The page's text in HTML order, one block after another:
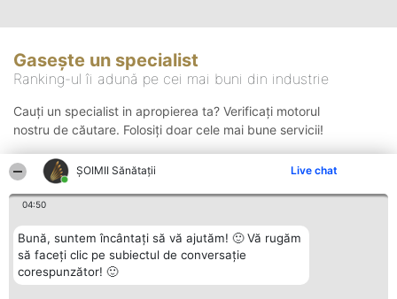
ŞOIMII Sănătații Live chat
04:50
Bună, suntem încântați să vă ajutăm! 🙂 Vă rugăm
să faceți clic pe subiectul de conversație
corespunzător! 🙂
Gasește un specialist
Ranking-ul îi adună pe cei mai buni din industrie
Cauți un specialist in apropierea ta? Verificați motorul
nostru de căutare. Folosiți doar cele mai bune servicii!